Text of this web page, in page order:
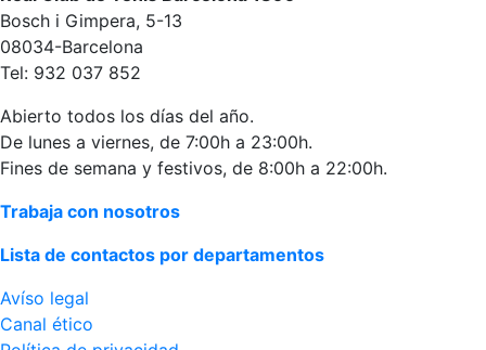
Restaurantes
Restaurante
El Snack
Casa Arilla
Chill Out
Bar Piscina
Patrocinio
Patrocinadores
Bosch i Gimpera, 5-13
08034-Barcelona
Tel: 932 037 852
Abierto todos los días del año.
De lunes a viernes, de 7:00h a 23:00h.
Fines de semana y festivos, de 8:00h a 22:00h.
Trabaja con nosotros
Lista de contactos por departamentos
Avíso legal
Canal ético